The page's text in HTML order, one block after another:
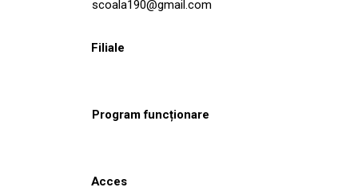
scoala190@gmail.com
Filiale
Program funcționare
Acces